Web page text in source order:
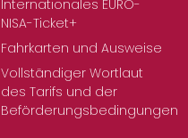
Internationales EURO-
NISA-Ticket+
Fahrkarten und Ausweise
Vollständiger Wortlaut
des Tarifs und der
Beförderungsbedingungen